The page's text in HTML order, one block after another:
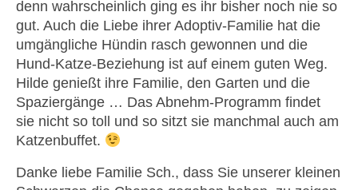
denn wahrscheinlich ging es ihr bisher noch nie so
gut. Auch die Liebe ihrer Adoptiv-Familie hat die
umgängliche Hündin rasch gewonnen und die
Hund-Katze-Beziehung ist auf einem guten Weg.
Hilde genießt ihre Familie, den Garten und die
Spaziergänge … Das Abnehm-Programm findet
sie nicht so toll und so sitzt sie manchmal auch am
Katzenbuffet.
Danke liebe Familie Sch., dass Sie unserer kleinen